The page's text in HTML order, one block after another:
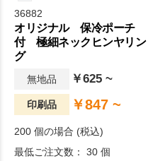
36882
オリジナル 保冷ポーチ
付 極細ネックヒンヤリン
グ
無地品 ￥625 ~
印刷品 ￥847 ~
200 個の場合 (税込)
最低ご注文数： 30 個